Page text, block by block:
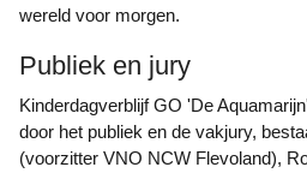
wereld voor morgen.
Publiek en jury
Kinderdagverblijf GO 'De Aquamarijn' uit Almere is verkozen
door het publiek en de vakjury,
(voorzitter VNO NCW Flevoland),